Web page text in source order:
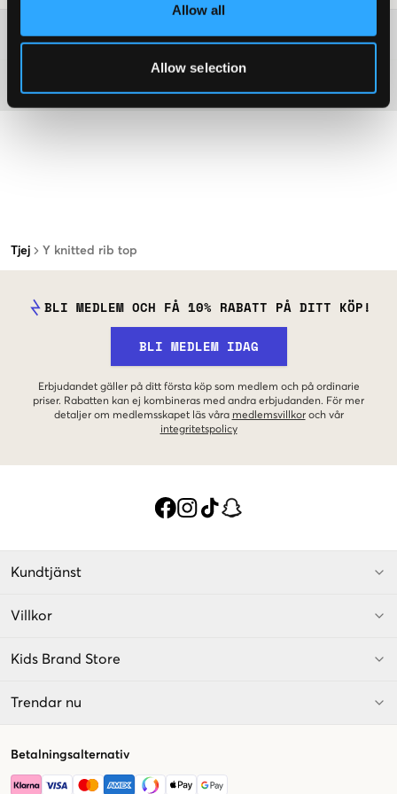
Allow all
Allow selection
Tjej Y knitted rib top
Mer information om tvättråd
BLI MEDLEM OCH FÅ 10% RABATT PÅ DITT KÖP!
BLI MEDLEM IDAG
Erbjudandet gäller på ditt första köp som medlem och på ordinarie
priser. Rabatten kan ej kombineras med andra erbjudanden. För mer
detaljer om medlemsskapet läs våra medlemsvillkor och vår
integritetspolicy
Kundtjänst
Villkor
Kids Brand Store
Trendar nu
Betalningsalternativ